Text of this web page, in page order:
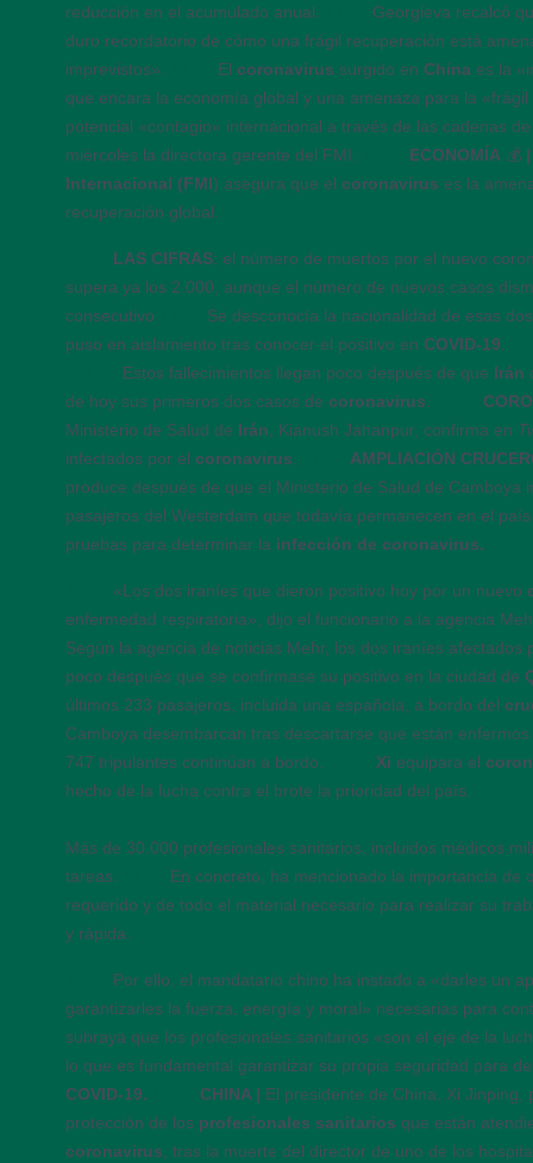
reducción en el acumulado anual.
Georgieva recalcó
duro recordatorio de cómo una frágil recuperación está
imprevistos».
El coronavirus surgido en China es la
que encara la economía global y una amenaza para la
potencial «contagio» internacional a través de las cadenas
miércoles la directora gerente del FMI.
ECONOMÍA 💰
Internacional (FMI) asegura que el coronavirus es la
recuperación global.
LAS CIFRAS: el número de muertos por el nuevo
supera ya los 2.000, aunque el número de nuevos casos
consecutivo
Se desconocía la nacionalidad de esas
puso en aislamiento tras conocer el positivo en COVID-19.
Estos fallecimientos llegan poco después de que Irán
de hoy sus primeros dos casos de coronavirus.
Ministerio de Salud de Irán, Kianush Jahanpur, confirma en
infectados por el coronavirus.
AMPLIACIÓN
produce después de que el Ministerio de Salud de Camboya
pasajeros del Westerdam que todavía permanecen en el
pruebas para determinar la infección de coronavirus.
«Los dos iraníes que dieron positivo hoy por un nuevo
enfermedad respiratoria», dijo el funcionario a la agencia
Según la agencia de noticias Mehr, los dos iraníes afectados
poco después que se confirmase su positivo en la ciudad de
últimos 233 pasajeros, incluida una española, a bordo del
Camboya desembarcan tras descartarse que están
747 tripulantes continúan a bordo.
Xi equipara el
hecho de la lucha contra el brote la prioridad del país.
Más de 30.000 profesionales sanitarios, incluidos médicos
tareas.
En concreto, ha mencionado la importancia de
requerido y de todo el material necesario para realizar su
y rápida.
Por ello, el mandatario chino ha instado a «darles un
garantizarles la fuerza, energía y moral» necesarias para
subraya que los profesionales sanitarios «son el eje de la
lo que es fundamental garantizar su propia seguridad para
COVID-19.
CHINA | El presidente de China, Xi
protección de los profesionales sanitarios que están
coronavirus, tras la muerte del director de uno de los